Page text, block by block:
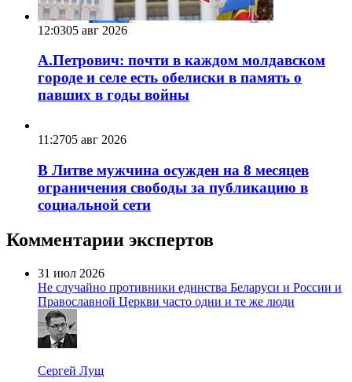
12:0305 авг 2026
А.Петрович: почти в каждом молдавском
городе и селе есть обелиски в память о
павших в годы войны
11:2705 авг 2026
В Литве мужчина осужден на 8 месяцев
ограничения свободы за публикацию в
социальной сети
Комментарии экспертов
31 июл 2026
Не случайно противники единства Беларуси и России и
Православной Церкви часто одни и те же люди
Сергей Лущ